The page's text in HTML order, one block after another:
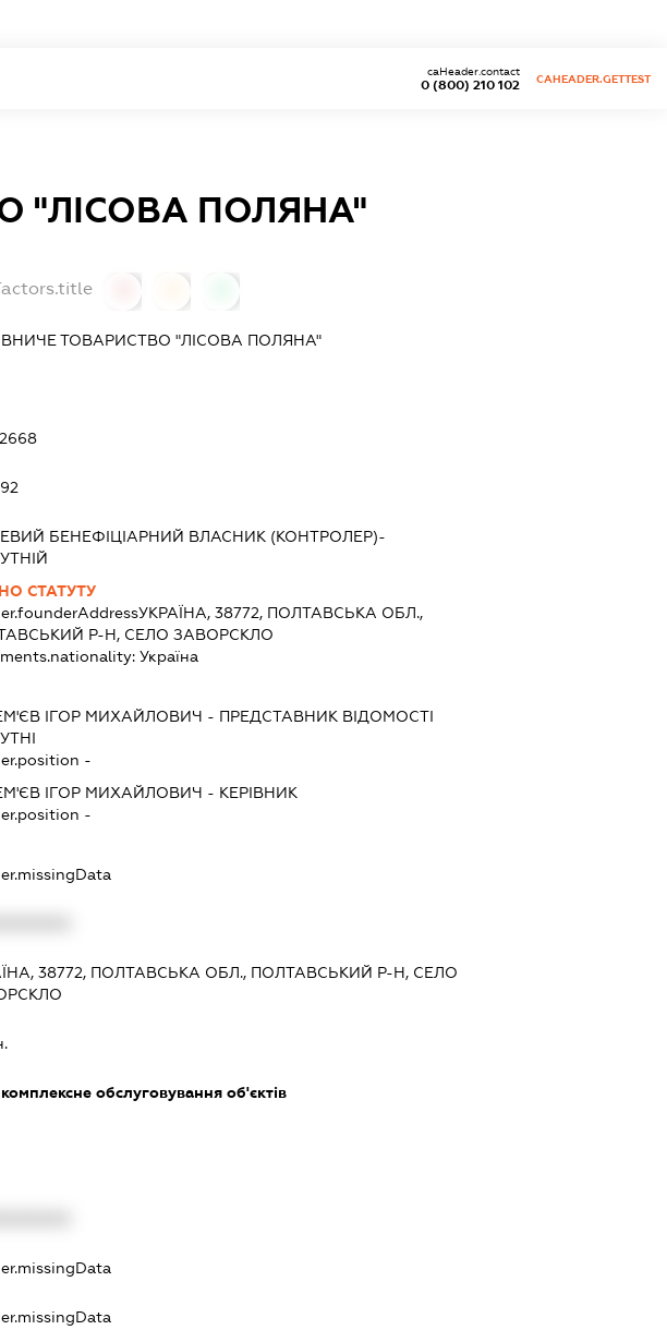
0 (800) 210 102
caHeader.contact
CAHEADER.GETTEST
"ЛІСОВА ПОЛЯНА"
ТОВАРИСТВО "ЛІСОВА ПОЛЯНА"
БЕНЕФІЦІАРНИЙ ВЛАСНИК (КОНТРОЛЕР)-
СТАТУТУ
УКРАЇНА, 38772, ПОЛТАВСЬКА ОБЛ.,
Р-Н, СЕЛО ЗАВОРСКЛО
Україна
ІГОР МИХАЙЛОВИЧ - ПРЕДСТАВНИК ВІДОМОСТІ
-
ІГОР МИХАЙЛОВИЧ - КЕРІВНИК
-
38772, ПОЛТАВСЬКА ОБЛ., ПОЛТАВСЬКИЙ Р-Н, СЕЛО
комплексне обслуговування об'єктів